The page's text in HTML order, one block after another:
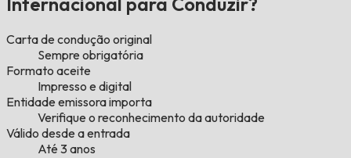
Carta de condução original
Sempre obrigatória
Formato aceite
Impresso e digital
Entidade emissora importa
Verifique o reconhecimento da autoridade
Válido desde a entrada
Até 3 anos